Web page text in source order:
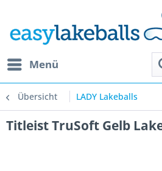
Menü
Übersicht LADY Lakeballs
Titleist TruSoft Gelb